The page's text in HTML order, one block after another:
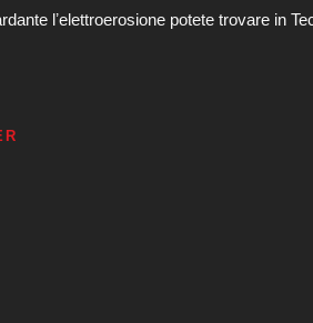
lʼelettroerosione potete trovare in